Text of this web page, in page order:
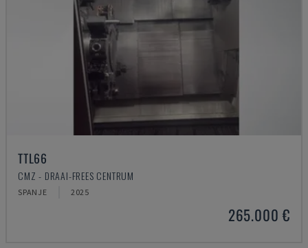
TTL66
CMZ - DRAAI-FREES CENTRUM
SPANJE 2025
265.000 €